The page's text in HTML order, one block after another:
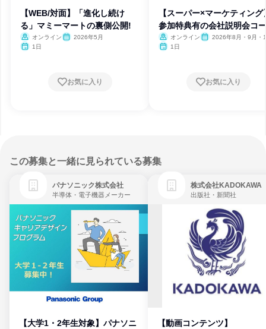
【WEB/対面】「進化し続け
る」マミーマートの裏側公開!
オンライン
2026年5月
1日
お気に入り
【スーパー×マーケティング
参加特典有の会社説明会コ
オンライン
2026年8月・9月・
1日
お気に入り
この募集と一緒に見られている募集
パナソニック株式会社
半導体・電子機器メーカー
【大学1・2年生対象】パナソニ
株式会社KADOKAWA
出版社・新聞社
【動画コンテンツ】